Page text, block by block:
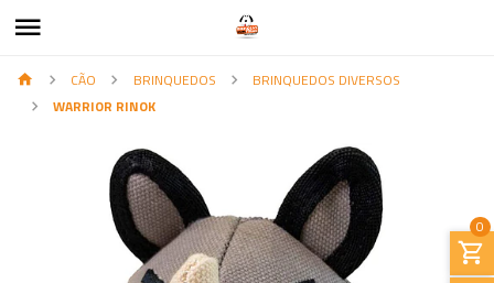
0
CÃO BRINQUEDOS
BRINQUEDOS DIVERSOS
WARRIOR RINOK